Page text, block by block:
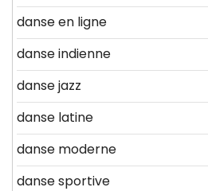
danse en ligne
danse indienne
danse jazz
danse latine
danse moderne
danse sportive